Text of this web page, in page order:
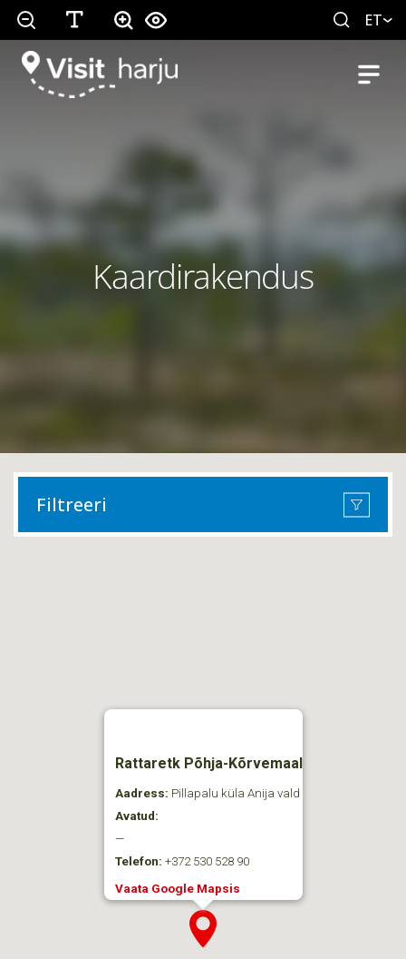
ET
Kaardirakendus
Filtreeri
Rattaretk Põhja-Kõrvemaal
Aadress: Pillapalu küla Anija vald
Avatud:
—
Telefon: +372 530 528 90
Vaata Google Mapsis